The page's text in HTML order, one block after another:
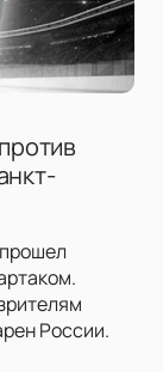
России.